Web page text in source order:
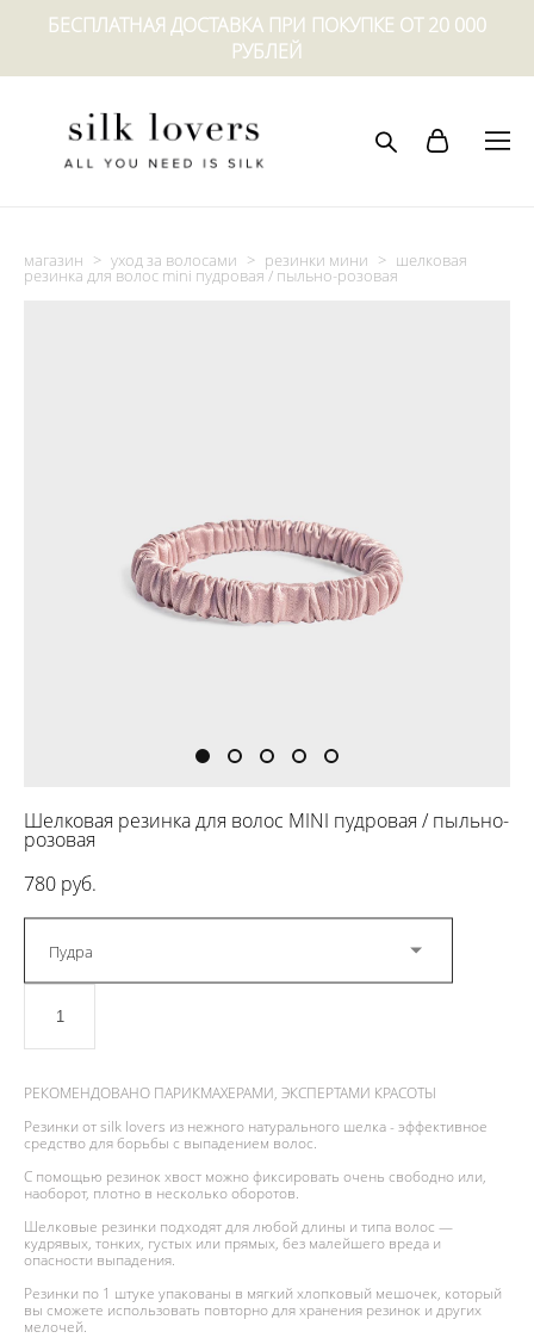
БЕСПЛАТНАЯ ДОСТАВКА ПРИ ПОКУПКЕ ОТ 20 000
РУБЛЕЙ
магазин > уход за волосами > резинки мини > шелковая
резинка для волос mini пудровая / пыльно-розовая
Шелковая резинка для волос MINI пудровая / пыльно-
розовая
780 pуб.
Пудра
РЕКОМЕНДОВАНО ПАРИКМАХЕРАМИ, ЭКСПЕРТАМИ КРАСОТЫ
Резинки от silk lovers из нежного натурального шелка - эффективное
средство для борьбы с выпадением волос.
С помощью резинок хвост можно фиксировать очень свободно или,
наоборот, плотно в несколько оборотов.
Шелковые резинки подходят для любой длины и типа волос —
кудрявых, тонких, густых или прямых, без малейшего вреда и
опасности выпадения.
Резинки по 1 штуке упакованы в мягкий хлопковый мешочек, который
вы сможете использовать повторно для хранения резинок и других
мелочей.